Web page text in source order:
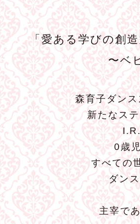
「愛ある学びの創
〜ベ
森育子ダン
新たなス
0歳
すべての
ダン
主宰で